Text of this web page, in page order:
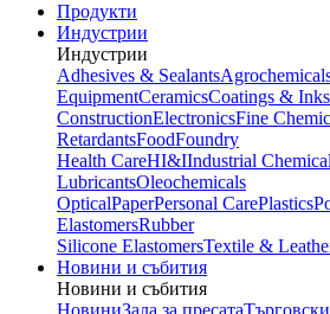
Продукти
Индустрии
Индустрии
Adhesives & Sealants
EquipmentCeramicsCoatings & Inks
ConstructionElectronicsFine
RetardantsFoodFoundry
Health CareHI&IIndustrial
LubricantsOleochemicals
OpticalPaperPersonal CarePlastics
ElastomersRubber
Silicone ElastomersTextile &
Новини и събития
Новини и събития
НовиниЗала за пресата